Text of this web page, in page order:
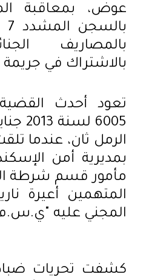
عوض، بمعاقبة
بالمصاريف
بالاشتراك في
تعود أحدث
6005
الرمل ثان، عندما
بمديرية أمن
مأمور قسم شرطة
المتهمين أعيرة
المجني عليه
كشفت تحريات